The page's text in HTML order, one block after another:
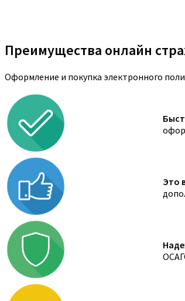
Преимущества онлайн
Оформление и покупка электронного
Это